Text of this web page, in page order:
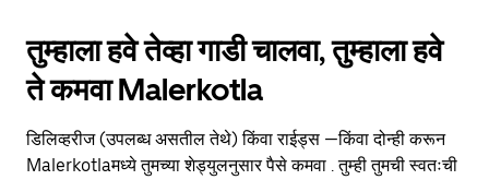
तुम्हाला हवे तेव्हा गाडी चालवा, तुम्हाला हवे
ते कमवा Malerkotla
डिलिव्हरीज (उपलब्ध असतील तेथे) किंवा राईड्स —किंवा दोन्ही करून
Malerkotlaमध्ये तुमच्या शेड्युलनुसार पैसे कमवा . तुम्ही तुमची स्वतःची